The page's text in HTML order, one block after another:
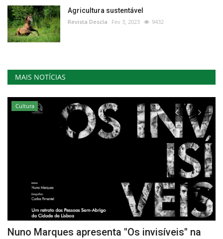
Agricultura sustentável
Revista Descla Fev 3, 2023 9432
MAIS NOTÍCIAS
Cultura
Nuno Marques apresenta "Os invisíveis" na